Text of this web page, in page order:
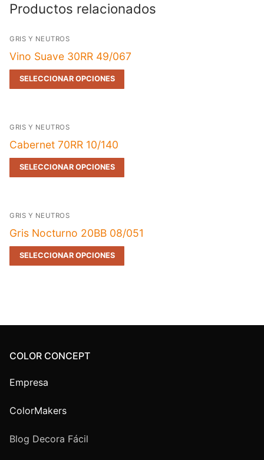
Productos relacionados
GRIS Y NEUTROS
Vino Suave 30RR 49/067
SELECCIONAR OPCIONES
GRIS Y NEUTROS
Cabernet 70RR 10/140
SELECCIONAR OPCIONES
GRIS Y NEUTROS
Gris Nocturno 20BB 08/051
SELECCIONAR OPCIONES
COLOR CONCEPT
Empresa
ColorMakers
Blog Decora Fácil